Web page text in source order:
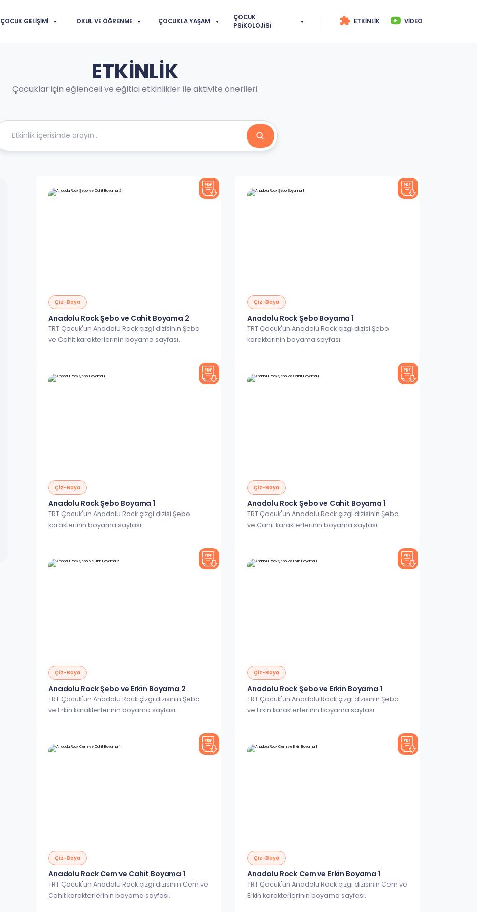
ÇOCUK GELIŞIMI OKUL VE ÖĞRENME ÇOCUKLA YAŞAM
ÇOCUK
PSIKOLOJISI
ETKINLIK VIDEO
ETKINLIK
Çocuklar için eğlenceli ve eğitici etkinlikler ile aktivite önerileri.
Çiz-Boya
Anadolu Rock Şebo ve Cahit Boyama 2
TRT Çocuk'un Anadolu Rock çizgi dizisinin Şebo
ve Cahit karakterlerinin boyama sayfası.
Çiz-Boya
Anadolu Rock Şebo Boyama 1
TRT Çocuk'un Anadolu Rock çizgi dizisi Şebo
karakterinin boyama sayfası.
Çiz-Boya
Anadolu Rock Şebo Boyama 1
TRT Çocuk'un Anadolu Rock çizgi dizisi Şebo
karakterinin boyama sayfası.
Çiz-Boya
Anadolu Rock Şebo ve Cahit Boyama 1
TRT Çocuk'un Anadolu Rock çizgi dizisinin Şebo
ve Cahit karakterlerinin boyama sayfası.
Çiz-Boya
Anadolu Rock Şebo ve Erkin Boyama 2
TRT Çocuk'un Anadolu Rock çizgi dizisinin Şebo
ve Erkin karakterlerinin boyama sayfası.
Çiz-Boya
Anadolu Rock Şebo ve Erkin Boyama 1
TRT Çocuk'un Anadolu Rock çizgi dizisinin Şebo
ve Erkin karakterlerinin boyama sayfası.
Çiz-Boya
Anadolu Rock Cem ve Cahit Boyama 1
TRT Çocuk'un Anadolu Rock çizgi dizisinin Cem ve
Cahit karakterlerinin boyama sayfası.
Çiz-Boya
Anadolu Rock Cem ve Erkin Boyama 1
TRT Çocuk'un Anadolu Rock çizgi dizisinin Cem ve
Erkin karakterlerinin boyama sayfası.